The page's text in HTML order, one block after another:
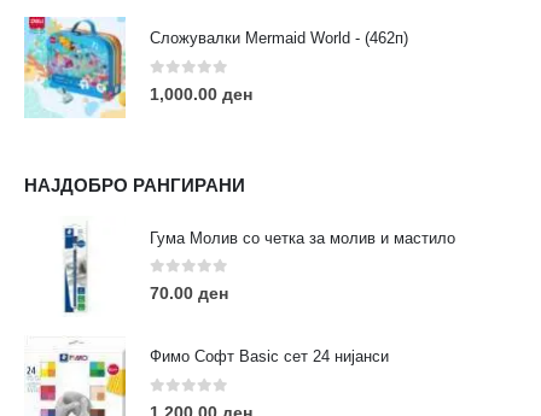
Сложувалки Mermaid World - (462п)
0 out of 5
1,000.00 ден
НАЈДОБРО РАНГИРАНИ
Гума Молив со четка за молив и мастило
0out of 5
70.00 ден
Фимо Софт Basic сет 24 нијанси
0 out of 5
Услови за користење
Големопродажба
Кариера
За нас
Нашите локации
ПОПУЛАРНИ ТАГОВИ
eurodanvest FIMO Креативни Сетови
markers
rapitografi sketch staedtler